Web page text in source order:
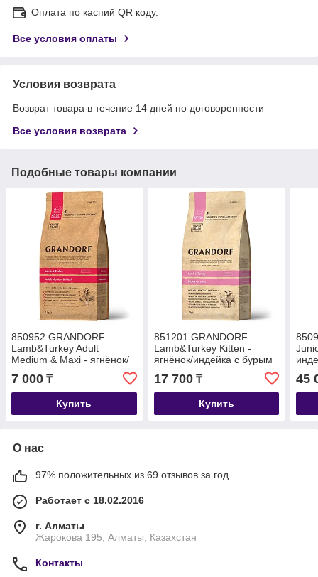
Оплата по каспий QR коду.
Все условия оплаты
Условия возврата
Возврат товара в течение 14 дней по договоренности
Все условия возврата
Подобные товары компании
850952 GRANDORF
Lamb&Turkey Adult
Medium & Maxi - ягнёнок/
для средних, крупных,
уп.1 кг.
7 000 ₸
Купить
851201 GRANDORF
Lamb&Turkey Kitten -
ягнёнок/индейка с бурым
рисом для котят до 1 года,
уп.2 кг
17 700₸
Купить
45
О нас
97% положительных из 69 отзывов за год
Работает с 18.02.2016
г. Алматы
Жарокова 195, Алматы, Казахстан
Контакты